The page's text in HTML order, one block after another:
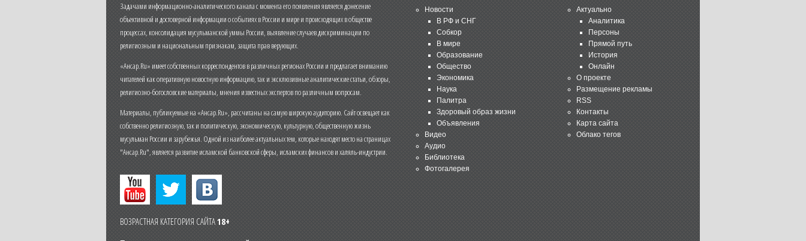
Задачами информационно-аналитического канала с момента его появления является донесение
объективной и достоверной информации о событиях в России и мире и происходящих в обществе
процессах, консолидация мусульманской уммы России, выявление случаев дискриминации по
религиозным и национальным признакам, защита прав верующих.
«Ансар.Ru» имеет собственных корреспондентов в различных регионах России и предлагает вниманию
читателей как оперативную новостную информацию, так и эксклюзивные аналитические статьи, обзоры,
религиозно-богословские материалы, мнения известных экспертов по различным вопросам.
Материалы, публикуемые на «Ансар.Ru», рассчитаны на самую широкую аудиторию. Сайт освещает как
собственно религиозную, так и политическую, экономическую, культурную, общественную жизнь
мусульман России и зарубежья. Одной из наиболее актуальных тем, которые находят место на страницах
"Ансар.Ru", является развитие исламской банковской сферы, исламских финансов и халяль-индустрии.
ВОЗРАСТНАЯ КАТЕГОРИЯ САЙТА18+
Новости
В РФ и СНГ
Собкор
В мире
Образование
Общество
Экономика
Наука
Палитра
Здоровый образ жизни
Объявления
Видео
Аудио
Библиотека
Фотогалерея
Актуально
Аналитика
Персоны
Прямой путь
История
Онлайн
О проекте
Размещение рекламы
RSS
Контакты
Карта сайта
Облако тегов